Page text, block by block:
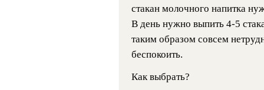
стакан молочного напитка
В день нужно выпить 4-5
таким образом совсем
беспокоить.
Как выбрать?